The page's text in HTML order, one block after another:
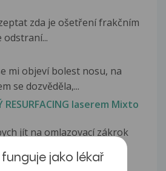
zda je ošetření frakčním
odstraní...
mi objeví bolest nosu, na
se dozvěděla,...
RESURFACING laserem Mixto
jít na omlazovací zákrok
LASEROVÝ...
jako lékař